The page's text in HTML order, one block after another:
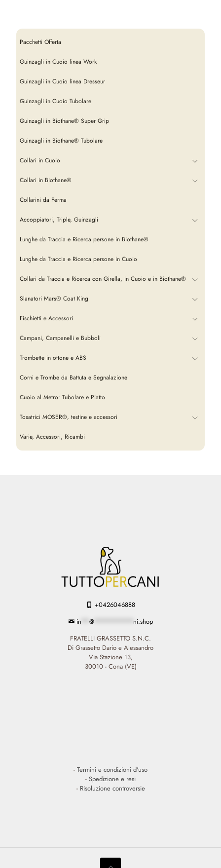
Pacchetti Offerta
Guinzagli in Cuoio linea Work
Guinzagli in Cuoio linea Dresseur
Guinzagli in Cuoio Tubolare
Guinzagli in Biothane® Super Grip
Guinzagli in Biothane® Tubolare
Collari in Cuoio
Collari in Biothane®
Collarini da Ferma
Accoppiatori, Triple, Guinzagli
Lunghe da Traccia e Ricerca persone in Biothane®
Lunghe da Traccia e Ricerca persone in Cuoio
Collari da Traccia e Ricerca con Girella, in Cuoio e in Biothane®
Slanatori Mars® Coat King
Fischietti e Accessori
Campani, Campanelli e Bubboli
Trombette in ottone e ABS
Corni e Trombe da Battuta e Segnalazione
Cuoio al Metro: Tubolare e Piatto
Tosatrici MOSER®, testine e accessori
Varie, Accessori, Ricambi
+0426046888
in
@
ni.shop
FRATELLI GRASSETTO S.N.C.
Di Grassetto Dario e Alessandro
Via Stazione 13,
30010 - Cona (VE)
- Termini e condizioni d'uso
- Spedizione e resi
- Risoluzione controversie